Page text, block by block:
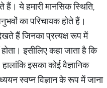
ये हमारी मानसिक स्थिति,
का परिचायक होते हैं।
हैं जिनका प्रत्यक्ष रूप में
इसीलिए कहा जाता है कि
इसका कोई वैज्ञानिक
स्वप्न विज्ञान के रूप में जाना